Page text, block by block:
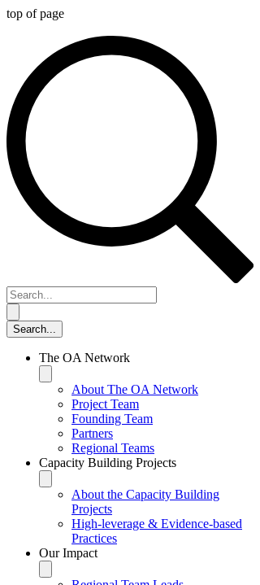
top of page
The OA Network
About The OA Network
Project Team
Founding Team
Partners
Regional Teams
Capacity Building Projects
About the Capacity Building
Projects
High-leverage & Evidence-based
Practices
Our Impact